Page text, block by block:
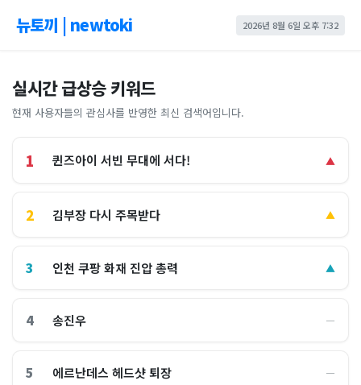
뉴토끼 | newtoki 2026년 8월 6일 오후 7:32
실시간 급상승 키워드
현재 사용자들의 관심사를 반영한 최신 검색어입니다.
1 퀸즈아이 서빈 무대에 서다! ▲
2 김부장 다시 주목받다 ▲
3 인천 쿠팡 화재 진압 총력 ▲
4 송진우 ―
5 에르난데스 헤드샷 퇴장 ―